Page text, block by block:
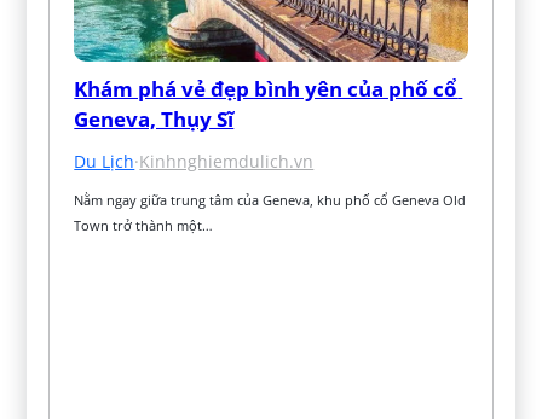
Khám phá vẻ đẹp bình yên của phố cổ
Geneva, Thụy Sĩ
Du Lịch·Kinhnghiemdulich.vn
Nằm ngay giữa trung tâm của Geneva, khu phố cổ Geneva Old
Town trở thành một…